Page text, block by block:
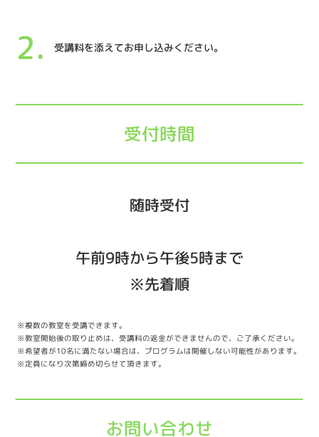
受講料を添えてお申し込みください。
受付時間
随時受付
午前9時から午後5時まで
※先着順
※複数の教室を受講できます。
※教室開始後の取り止めは、受講料の返金ができませんので、ご了承ください。
※希望者が10名に満たない場合は、プログラムは開催しない可能性があります。
※定員になり次第締め切らせて頂きます。
お問い合わせ